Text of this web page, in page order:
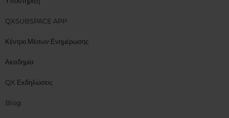
QXSUBSPACE APP
Κέντρο Μέσων Ενημέρωσης
Ακαδημία
QX Εκδηλώσεις
Blog